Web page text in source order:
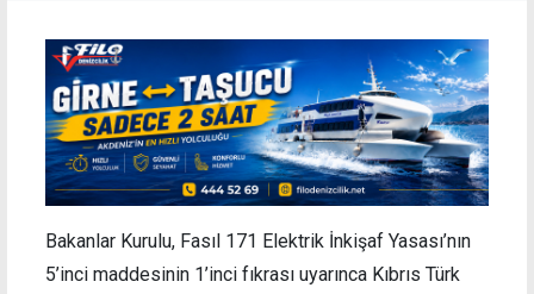
Bakanlar Kurulu, Fasıl 171 Elektrik İnkişaf Yasası’nın
5’inci maddesinin 1’inci fıkrası uyarınca Kıbrıs Türk